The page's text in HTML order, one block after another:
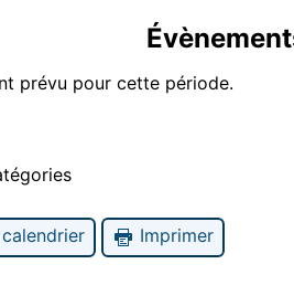
prévu pour cette période.
Imprimer